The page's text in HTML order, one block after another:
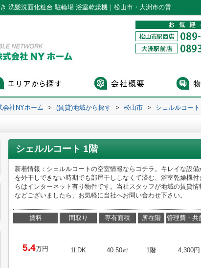
シェルルコート106｜バルコニー 追い焚き 洗髪洗面化粧台 駐輪場 浴室乾燥機｜松山市・大洲市の賃貸・不動産なら株式会社NYホーム
会社NYホーム > (賃貸)地域から探す > 松山市 > シェルルコート
シェルルコート 1階
新着情報：シェルルコートの空室情報ならコチラ。キレイな設
を外干しできない時期でも部屋干ししなくて済む、浴室乾燥機
らはインターネット有り物件です。当社スタッフが地域の賃貸
などございましたら、お気軽に当社へお問い合わせ下さい。
賃料
5.4万円
間取り
1LDK
専有面積
40.50㎡
所在階
1階
管理費・共
4,300円